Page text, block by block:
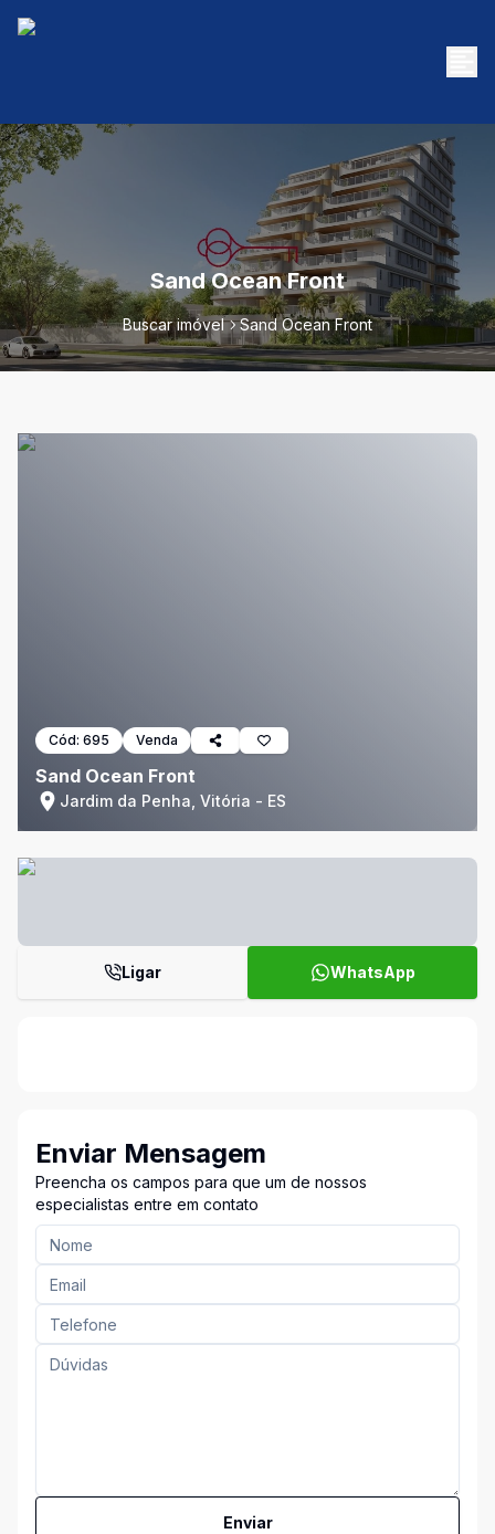
Sand Ocean Front
Buscar imóvel Sand Ocean Front
Cód: 695 Venda
Sand Ocean Front
Jardim da Penha, Vitória - ES
Ligar WhatsApp
Enviar Mensagem
Preencha os campos para que um de nossos
especialistas entre em contato
Enviar